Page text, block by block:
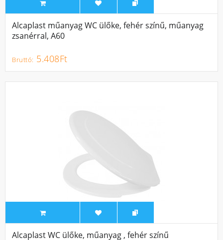
Alcaplast műanyag WC ülőke, fehér színű, műanyag
zsanérral, A60
5.408Ft
Alcaplast WC ülőke, műanyag , fehér színű